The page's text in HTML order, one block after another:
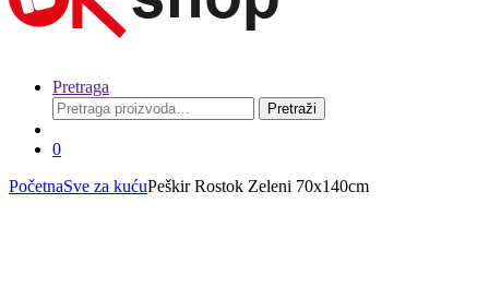
Pretraga
Pretraga
za:
Pretraži
0
PočetnaSve za kućuPeškir Rostok Zeleni 70x140cm